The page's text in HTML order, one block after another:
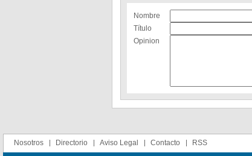
Nombre
Título
Opinion
Nosotros Directorio Aviso Legal Contacto RSS